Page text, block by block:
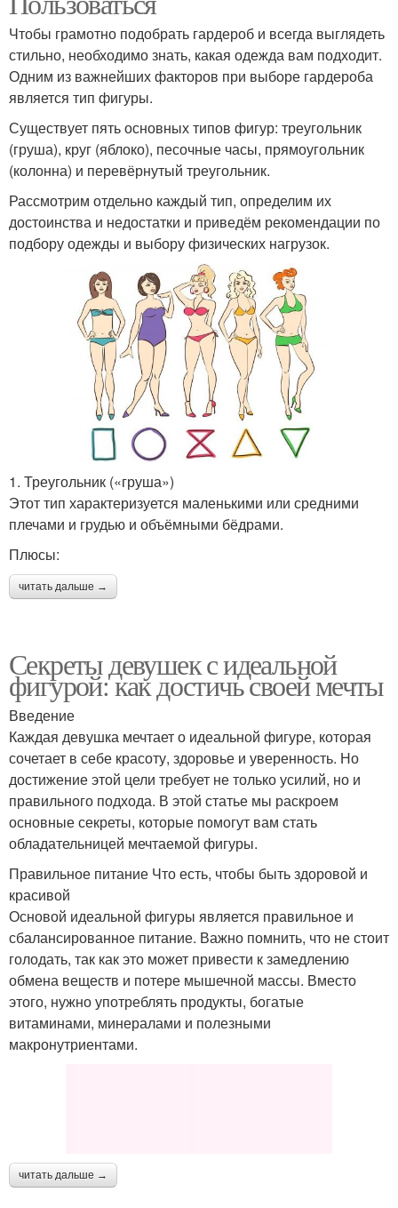
Чтобы грамотно подобрать гардероб и всегда выглядеть
стильно, необходимо знать, какая одежда вам подходит.
Одним из важнейших факторов при выборе гардероба
является тип фигуры.
Существует пять основных типов фигур: треугольник
(груша), круг (яблоко), песочные часы, прямоугольник
(колонна) и перевёрнутый треугольник.
Рассмотрим отдельно каждый тип, определим их
достоинства и недостатки и приведём рекомендации по
подбору одежды и выбору физических нагрузок.
1. Треугольник («груша»)
Этот тип характеризуется маленькими или средними
плечами и грудью и объёмными бёдрами.
Плюсы:
читать дальше →
Секреты девушек с идеальной
фигурой: как достичь своей мечты
Введение
Каждая девушка мечтает о идеальной фигуре, которая
сочетает в себе красоту, здоровье и уверенность. Но
достижение этой цели требует не только усилий, но и
правильного подхода. В этой статье мы раскроем
основные секреты, которые помогут вам стать
обладательницей мечтаемой фигуры.
Правильное питание Что есть, чтобы быть здоровой и
красивой
Основой идеальной фигуры является правильное и
сбалансированное питание. Важно помнить, что не стоит
голодать, так как это может привести к замедлению
обмена веществ и потере мышечной массы. Вместо
этого, нужно употреблять продукты, богатые
витаминами, минералами и полезными
макронутриентами.
читать дальше →